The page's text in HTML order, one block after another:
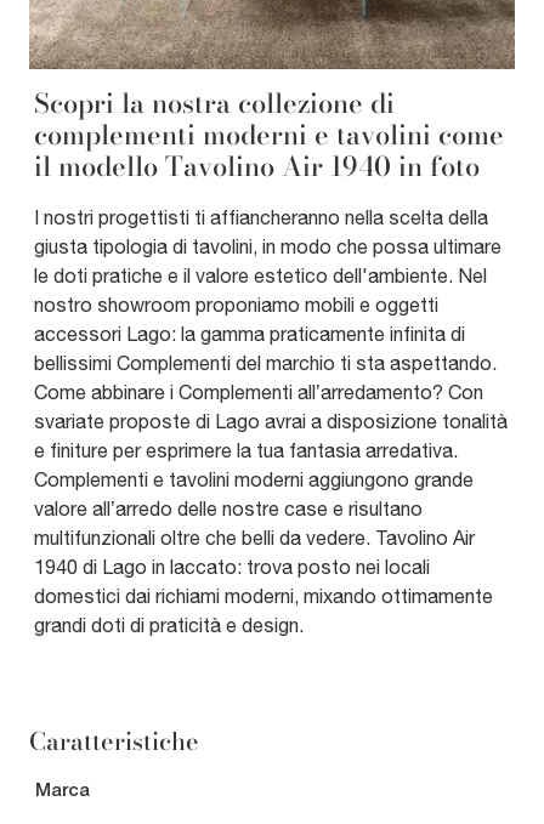
Scopri la nostra collezione di
complementi moderni e tavolini come
il modello Tavolino Air 1940 in foto
I nostri progettisti ti affiancheranno nella scelta della
giusta tipologia di tavolini, in modo che possa ultimare
le doti pratiche e il valore estetico dell'ambiente. Nel
nostro showroom proponiamo mobili e oggetti
accessori Lago: la gamma praticamente infinita di
bellissimi Complementi del marchio ti sta aspettando.
Come abbinare i Complementi all’arredamento? Con
svariate proposte di Lago avrai a disposizione tonalità
e finiture per esprimere la tua fantasia arredativa.
Complementi e tavolini moderni aggiungono grande
valore all’arredo delle nostre case e risultano
multifunzionali oltre che belli da vedere. Tavolino Air
1940 di Lago in laccato: trova posto nei locali
domestici dai richiami moderni, mixando ottimamente
grandi doti di praticità e design.
Caratteristiche
Marca